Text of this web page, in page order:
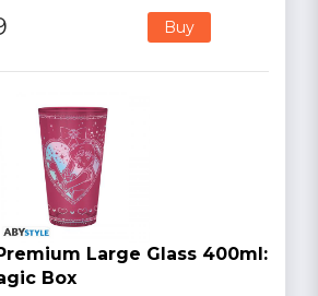
Buy
Large Glass 400ml:
Box